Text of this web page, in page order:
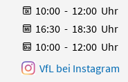
10:00 - 12:00 Uhr
16:30 - 18:30 Uhr
10:00 - 12:00 Uhr
VfL bei Instagram